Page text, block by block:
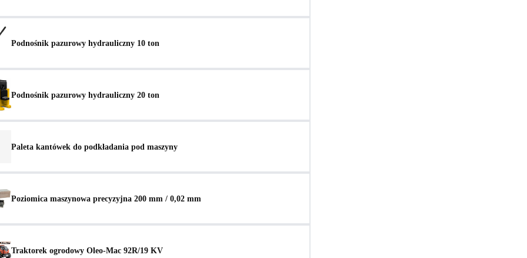
Podnośnik pazurowy hydrauliczny 10 ton
Podnośnik pazurowy hydrauliczny 20 ton
Paleta kantówek do podkładania pod maszyny
Poziomica maszynowa precyzyjna 200 mm / 0,02 mm
Traktorek ogrodowy Oleo-Mac 92R/19 KV